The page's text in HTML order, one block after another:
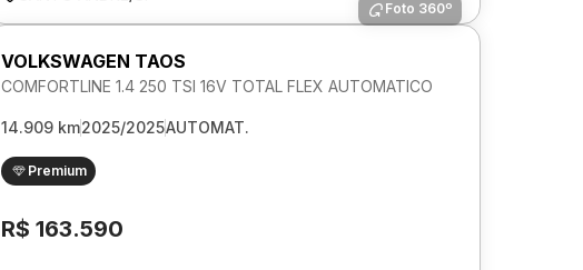
Foto 360º
VOLKSWAGEN TAOS
COMFORTLINE 1.4 250 TSI 16V TOTAL FLEX AUTOMATICO
14.909 km2025/2025AUTOMAT.
Premium
R$ 163.590